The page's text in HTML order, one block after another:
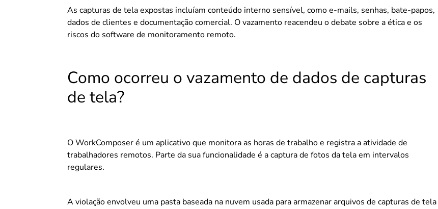
As capturas de tela expostas incluíam conteúdo interno sensível, como e-mails, senhas, bate-papos,
dados de clientes e documentação comercial. O vazamento reacendeu o debate sobre a ética e os
riscos do software de monitoramento remoto.
Como ocorreu o vazamento de dados de capturas
de tela?
O WorkComposer é um aplicativo que monitora as horas de trabalho e registra a atividade de
trabalhadores remotos. Parte da sua funcionalidade é a captura de fotos da tela em intervalos
regulares.
A violação envolveu uma pasta baseada na nuvem usada para armazenar arquivos de capturas de tela